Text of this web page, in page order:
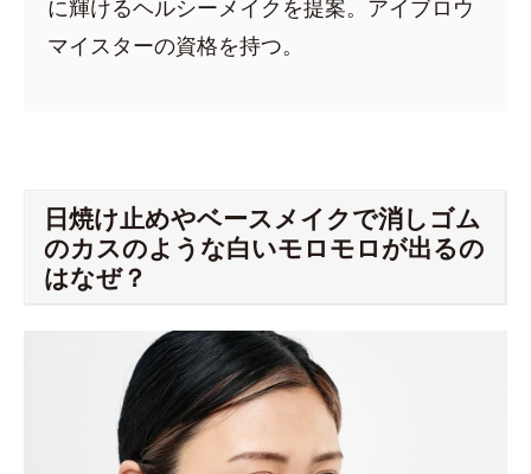
に輝けるヘルシーメイクを提案。アイブロウ
マイスターの資格を持つ。
日焼け止めやベースメイクで消しゴム
のカスのような白いモロモロが出るの
はなぜ？